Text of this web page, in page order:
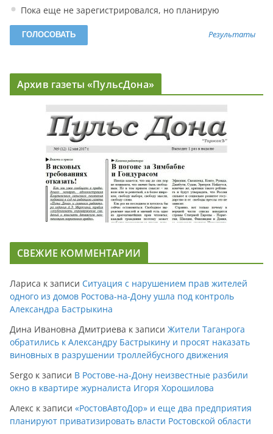
Пока еще не зарегистрировался, но планирую
Результаты
Архив газеты «ПульсДона»
СВЕЖИЕ КОММЕНТАРИИ
Лариса к записи Ситуация с нарушением прав жителей
одного из домов Ростова-на-Дону ушла под контроль
Александра Бастрыкина
Дина Ивановна Дмитриева к записи Жители Таганрога
обратились к Александру Бастрыкину и просят наказать
виновных в разрушении троллейбусного движения
Sergo к записи В Ростове-на-Дону неизвестные разбили
окно в квартире журналиста Игоря Хорошилова
Алекс к записи «РостовАвтоДор» и еще два предприятия
планируют приватизировать власти Ростовской области